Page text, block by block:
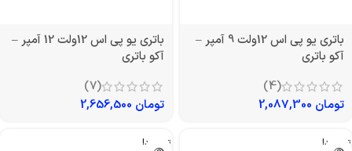
باتری یو پی اس 12ولت 9 آمپر –
آکو باتری
(4)
تومان
باتری یو پی اس 12ولت 12 آمپر –
آکو باتری
(7)
تومان
تمام شد! تمام شد!